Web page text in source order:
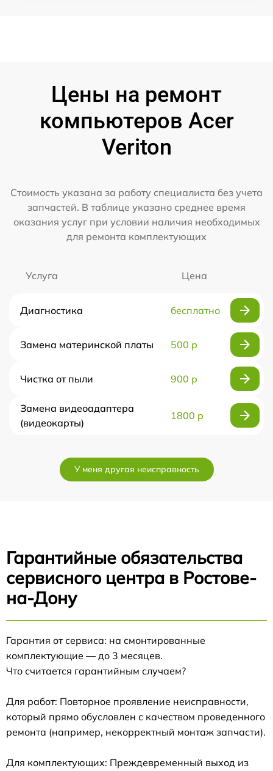
Цены на ремонт
компьютеров Acer
Veriton
Стоимость указана за работу специалиста без учета
запчастей. В таблице указано среднее время
оказания услуг при условии наличия необходимых
для ремонта комплектующих
Услуга Цена
Диагностика бесплатно
Замена материнской платы 500 р
Чистка от пыли 900 р
Замена видеоадаптера
(видеокарты)
1800 р
У меня другая неисправность
Гарантийные обязательства
сервисного центра в Ростове-
на-Дону
Гарантия от сервиса: на смонтированные
комплектующие — до 3 месяцев.
Что считается гарантийным случаем?
Для работ: Повторное проявление неисправности,
который прямо обусловлен с качеством проведенного
ремонта (например, некорректный монтаж запчасти).
Для комплектующих: Преждевременный выход из